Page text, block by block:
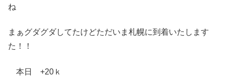
ね
まぁグダグダしてたけどただいま札幌に到着いたします
た！！
本日 +20ｋ